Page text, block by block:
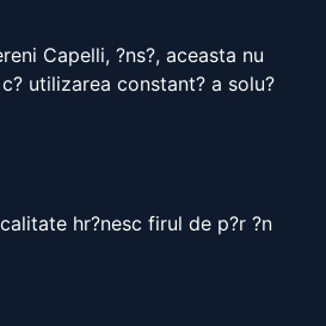
Capelli, ?ns?, aceasta nu
utilizarea constant? a solu?
hr?nesc firul de p?r ?n